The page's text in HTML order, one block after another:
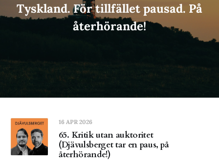
Tyskland. För tillfället pausad. På
återhörande!
16 APR 2026
65. Kritik utan auktoritet
(Djävulsberget tar en paus, på
återhörande!)